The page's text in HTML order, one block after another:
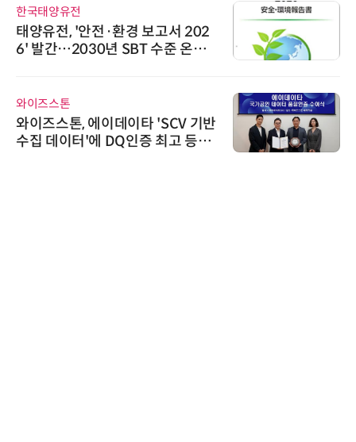
한국태양유전
태양유전, '안전·환경 보고서 202
6' 발간…2030년 SBT 수준 온실
와이즈스톤
와이즈스톤, 에이데이타 'SCV 기반
수집 데이터'에 DQ인증 최고 등급